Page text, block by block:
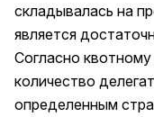
складывалась на
является
Согласно
количество
определенным